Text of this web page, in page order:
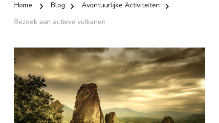
Home Blog
Avontuurlijke Activiteiten
Bezoek aan actieve vulkanen